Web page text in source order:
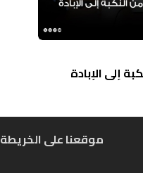
إلى الإبادة
موقعنا على الخريطة